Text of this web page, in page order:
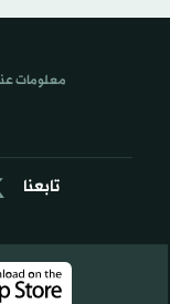
تابعنا
معلومات